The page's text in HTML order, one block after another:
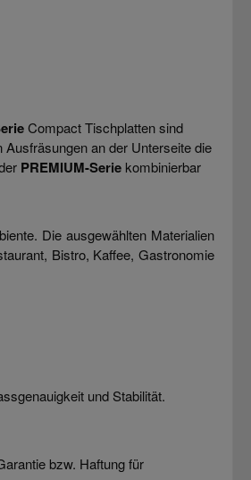
Compact Tischplatten sind
an der Unterseite die
PREMIUM-Serie kombinierbar
Die ausgewählten Materialien
Bistro, Kaffee, Gastronomie
und Stabilität.
bzw. Haftung für